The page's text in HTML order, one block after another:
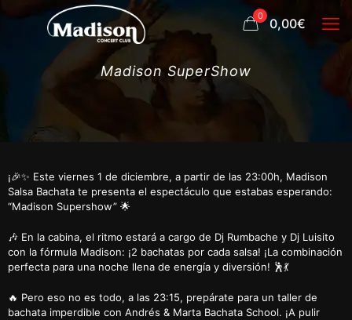
0 0,00€
Madison SuperShow
¡🎉✨ Este viernes 1 de diciembre, a partir de las 23:00h, Madison
Salsa Bachata te presenta el espectáculo que estabas esperando:
“Madison Supershow” 🌟
🎶 En la cabina, el ritmo estará a cargo de Dj Rumbache y Dj Luisito
con la fórmula Madison: ¡2 bachatas por cada salsa! ¡La combinación
perfecta para una noche llena de energía y diversión! 🕺💃
🔥 Pero eso no es todo, a las 23:15, prepárate para un taller de
bachata imperdible con Andrés & Marta Bachata School. ¡A pulir